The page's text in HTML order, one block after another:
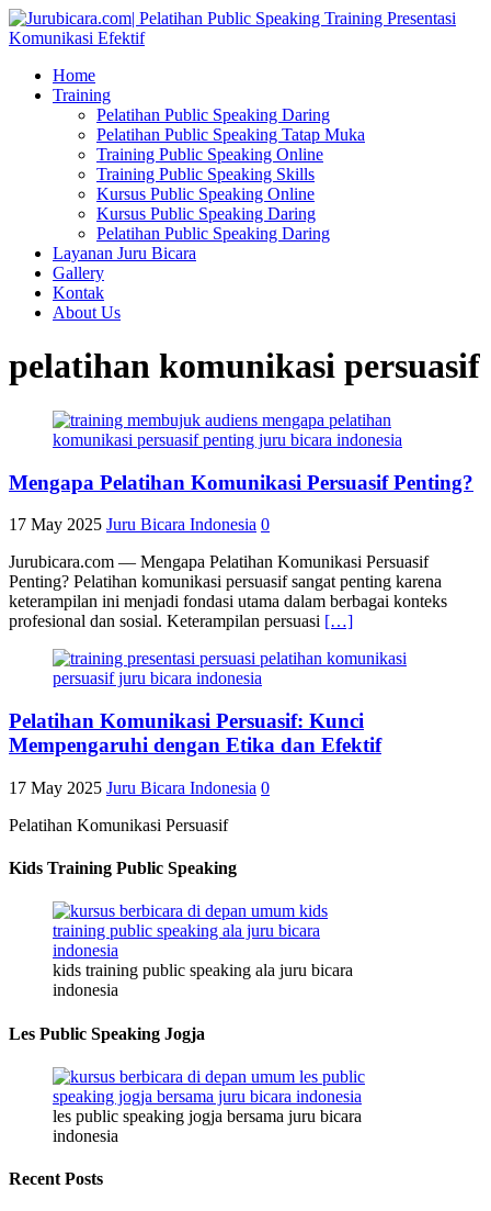
Home
Training
Pelatihan Public Speaking Daring
Pelatihan Public Speaking Tatap Muka
Training Public Speaking Online
Training Public Speaking Skills
Kursus Public Speaking Online
Kursus Public Speaking Daring
Pelatihan Public Speaking Daring
Layanan Juru Bicara
Gallery
Kontak
About Us
pelatihan komunikasi persuasif
Mengapa Pelatihan Komunikasi Persuasif Penting?
17 May 2025 Juru Bicara Indonesia 0
Jurubicara.com — Mengapa Pelatihan Komunikasi Persuasif
Penting? Pelatihan komunikasi persuasif sangat penting karena
keterampilan ini menjadi fondasi utama dalam berbagai konteks
profesional dan sosial. Keterampilan persuasi […]
Pelatihan Komunikasi Persuasif: Kunci
Mempengaruhi dengan Etika dan Efektif
17 May 2025 Juru Bicara Indonesia 0
Pelatihan Komunikasi Persuasif
Kids Training Public Speaking
kids training public speaking ala juru bicara
indonesia
Les Public Speaking Jogja
les public speaking jogja bersama juru bicara
indonesia
Recent Posts